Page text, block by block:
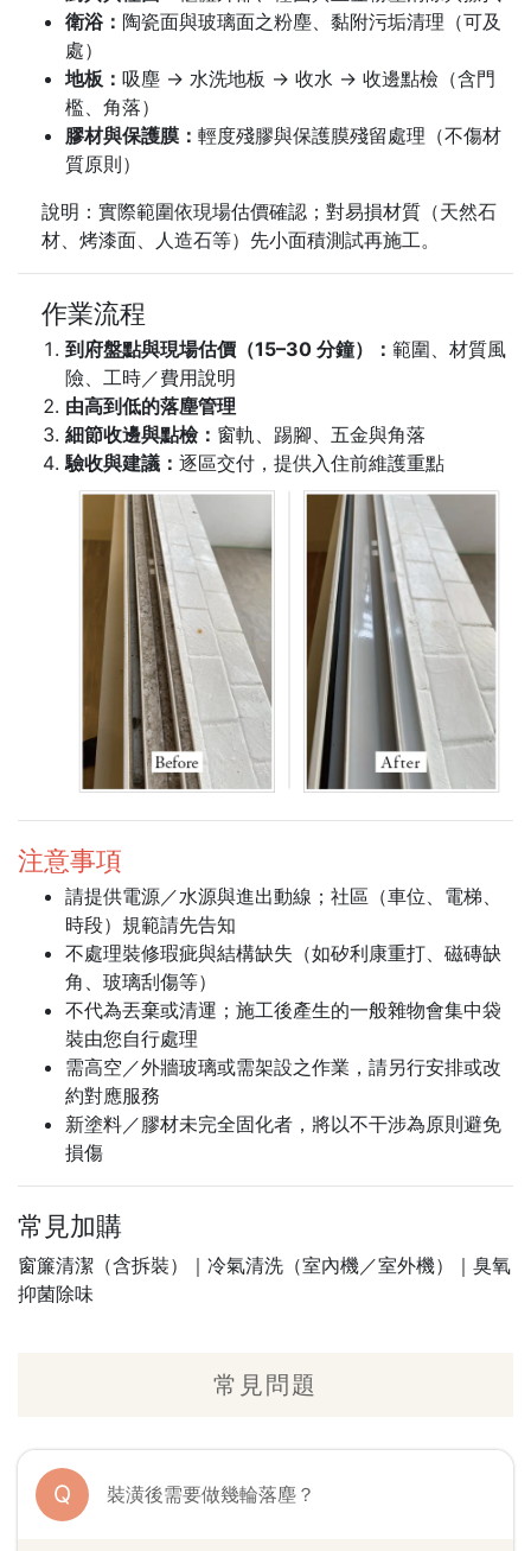
衛浴： 陶瓷面與玻璃面之粉塵、黏附污垢清理（可及
處）
地板： 吸塵 → 水洗地板 → 收水 → 收邊點檢（含門
檻、角落）
膠材與保護膜： 輕度殘膠與保護膜殘留處理（不傷材
質原則）
說明：實際範圍依現場估價確認；對易損材質（天然石
材、烤漆面、人造石等）先小面積測試再施工。
作業流程
到府盤點與現場估價（15–30 分鐘）： 範圍、材質風
險、工時／費用說明
由高到低的落塵管理
細節收邊與點檢： 窗軌、踢腳、五金與角落
驗收與建議： 逐區交付，提供入住前維護重點
注意事項
請提供電源／水源與進出動線；社區（車位、電梯、
時段）規範請先告知
不處理裝修瑕疵與結構缺失（如矽利康重打、磁磚缺
角、玻璃刮傷等）
不代為丟棄或清運；施工後產生的一般雜物會集中袋
裝由您自行處理
需高空／外牆玻璃或需架設之作業，請另行安排或改
約對應服務
新塗料／膠材未完全固化者，將以不干涉為原則避免
損傷
常見加購
窗簾清潔（含拆裝）｜冷氣清洗（室內機／室外機）｜臭氧
抑菌除味
常見問題
Q 裝潢後需要做幾輪落塵？